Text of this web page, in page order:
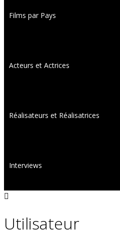
Films par Pays
Acteurs et Actrices
Réalisateurs et Réalisatrices
Interviews
Utilisateur